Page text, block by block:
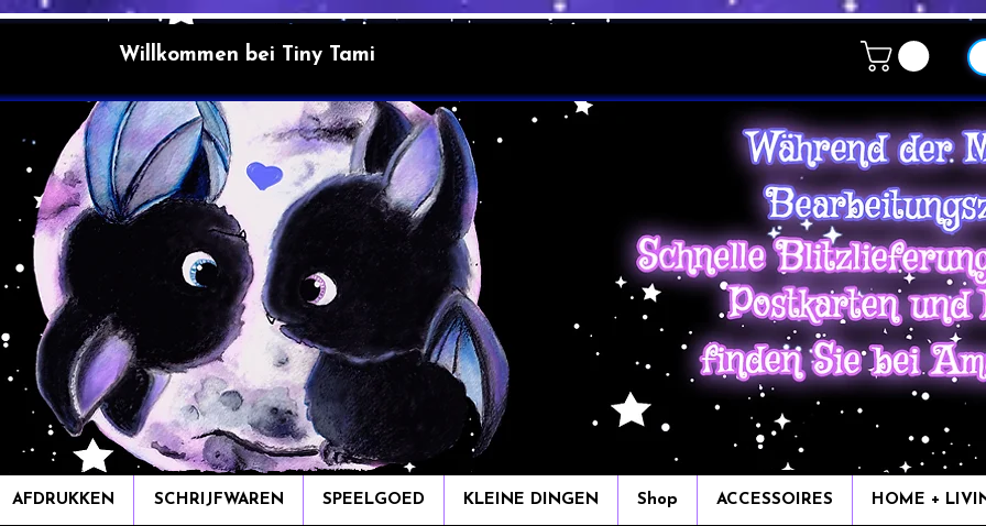
Willkommen bei Tiny Tami
AFDRUKKEN SCHRIJFWAREN SPEELGOED KLEINE DINGEN Shop ACCESSOIRES HOME +